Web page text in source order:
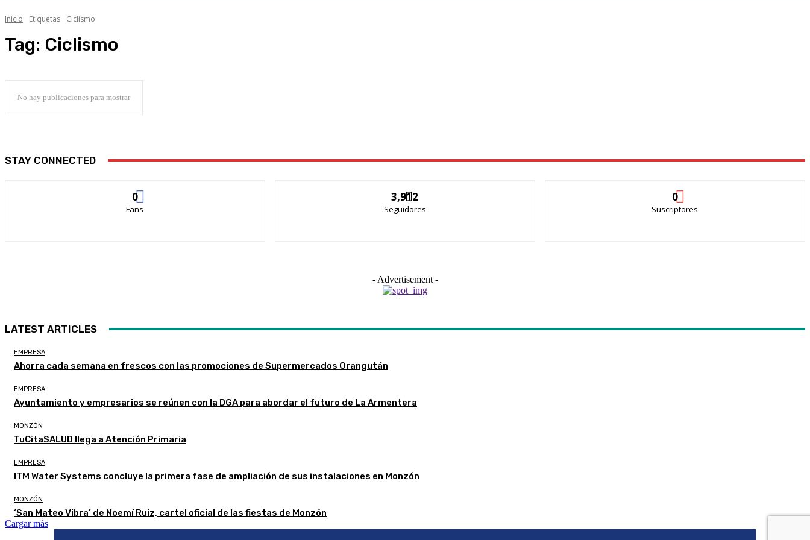
Inicio Etiquetas Ciclismo
Tag: Ciclismo
No hay publicaciones para mostrar
STAY CONNECTED
0
Fans
3,912
Seguidores
0
Suscriptores
- Advertisement -
LATEST ARTICLES
EMPRESA
Ahorra cada semana en frescos con las promociones de Supermercados Orangután
EMPRESA
Ayuntamiento y empresarios se reúnen con la DGA para abordar el futuro de La Armentera
MONZÓN
TuCitaSALUD llega a Atención Primaria
EMPRESA
ITM Water Systems concluye la primera fase de ampliación de sus instalaciones en Monzón
MONZÓN
‘San Mateo Vibra’ de Noemí Ruiz, cartel oficial de las fiestas de Monzón
Cargar más